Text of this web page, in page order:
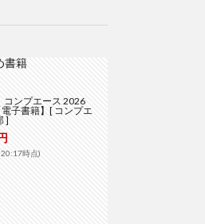
書籍
コンプエース 2026
子書籍】[ コンプエ
]
時点)